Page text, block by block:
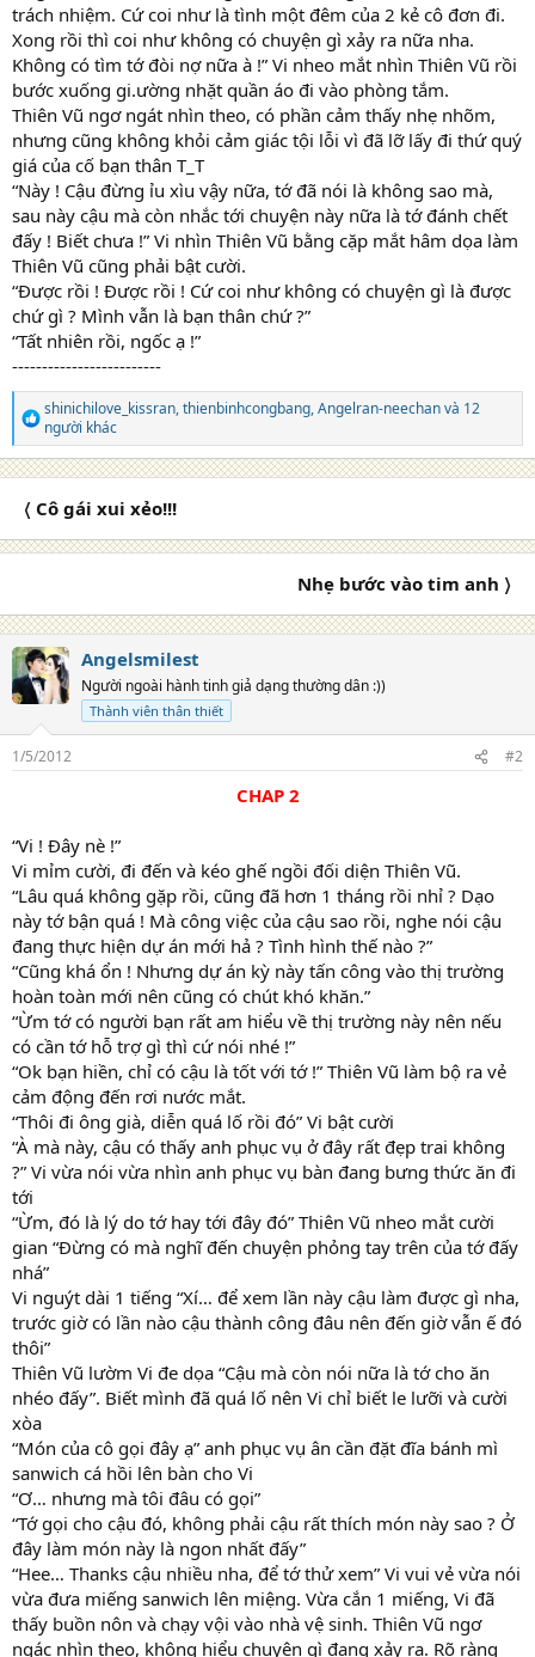
trách nhiệm. Cứ coi như là tình một đêm của 2 kẻ cô đơn đi.
Xong rồi thì coi như không có chuyện gì xảy ra nữa nha.
Không có tìm tớ đòi nợ nữa à !” Vi nheo mắt nhìn Thiên Vũ rồi
bước xuống gi.ường nhặt quần áo đi vào phòng tắm.
Thiên Vũ ngơ ngát nhìn theo, có phần cảm thấy nhẹ nhõm,
nhưng cũng không khỏi cảm giác tội lỗi vì đã lỡ lấy đi thứ quý
giá của cố bạn thân T_T
“Này ! Cậu đừng ỉu xìu vậy nữa, tớ đã nói là không sao mà,
sau này cậu mà còn nhắc tới chuyện này nữa là tớ đánh chết
đấy ! Biết chưa !” Vi nhìn Thiên Vũ bằng cặp mắt hâm dọa làm
Thiên Vũ cũng phải bật cười.
“Được rồi ! Được rồi ! Cứ coi như không có chuyện gì là được
chứ gì ? Mình vẫn là bạn thân chứ ?”
“Tất nhiên rồi, ngốc ạ !”
-------------------------
R
e
a
c
o
n
shinichilove_kissran,thienbinhcongbang,Angelran-neechanvà 12
người khác
〈 Cô gái xui xẻo!!!
Nhẹ bước vào tim anh 〉
Angelsmilest
Người ngoài hành tinh giả dạng thường dân :))
Thành viên thân thiết
1/5/2012 #2
CHAP 2​
“Vi ! Đây nè !”
Vi mỉm cười, đi đến và kéo ghế ngồi đối diện Thiên Vũ.
“Lâu quá không gặp rồi, cũng đã hơn 1 tháng rồi nhỉ ? Dạo
này tớ bận quá ! Mà công việc của cậu sao rồi, nghe nói cậu
đang thực hiện dự án mới hả ? Tình hình thế nào ?”
“Cũng khá ổn ! Nhưng dự án kỳ này tấn công vào thị trường
hoàn toàn mới nên cũng có chút khó khăn.”
“Ừm tớ có người bạn rất am hiểu về thị trường này nên nếu
có cần tớ hỗ trợ gì thì cứ nói nhé !”
“Ok bạn hiền, chỉ có cậu là tốt với tớ !” Thiên Vũ làm bộ ra vẻ
cảm động đến rơi nước mắt.
“Thôi đi ông già, diễn quá lố rồi đó” Vi bật cười
“À mà này, cậu có thấy anh phục vụ ở đây rất đẹp trai không
?” Vi vừa nói vừa nhìn anh phục vụ bàn đang bưng thức ăn đi
tới
“Ừm, đó là lý do tớ hay tới đây đó” Thiên Vũ nheo mắt cười
gian “Đừng có mà nghĩ đến chuyện phỏng tay trên của tớ đấy
nhá”
Vi nguýt dài 1 tiếng “Xí… để xem lần này cậu làm được gì nha,
trước giờ có lần nào cậu thành công đâu nên đến giờ vẫn ế đó
thôi”
Thiên Vũ lườm Vi đe dọa “Cậu mà còn nói nữa là tớ cho ăn
nhéo đấy”. Biết mình đã quá lố nên Vi chỉ biết le lưỡi và cười
xòa
“Món của cô gọi đây ạ” anh phục vụ ân cần đặt đĩa bánh mì
sanwich cá hồi lên bàn cho Vi
“Ơ… nhưng mà tôi đâu có gọi”
“Tớ gọi cho cậu đó, không phải cậu rất thích món này sao ? Ở
đây làm món này là ngon nhất đấy”
“Hee… Thanks cậu nhiều nha, để tớ thử xem” Vi vui vẻ vừa nói
vừa đưa miếng sanwich lên miệng. Vừa cắn 1 miếng, Vi đã
thấy buồn nôn và chạy vội vào nhà vệ sinh. Thiên Vũ ngơ
ngác nhìn theo, không hiểu chuyện gì đang xảy ra. Rõ ràng